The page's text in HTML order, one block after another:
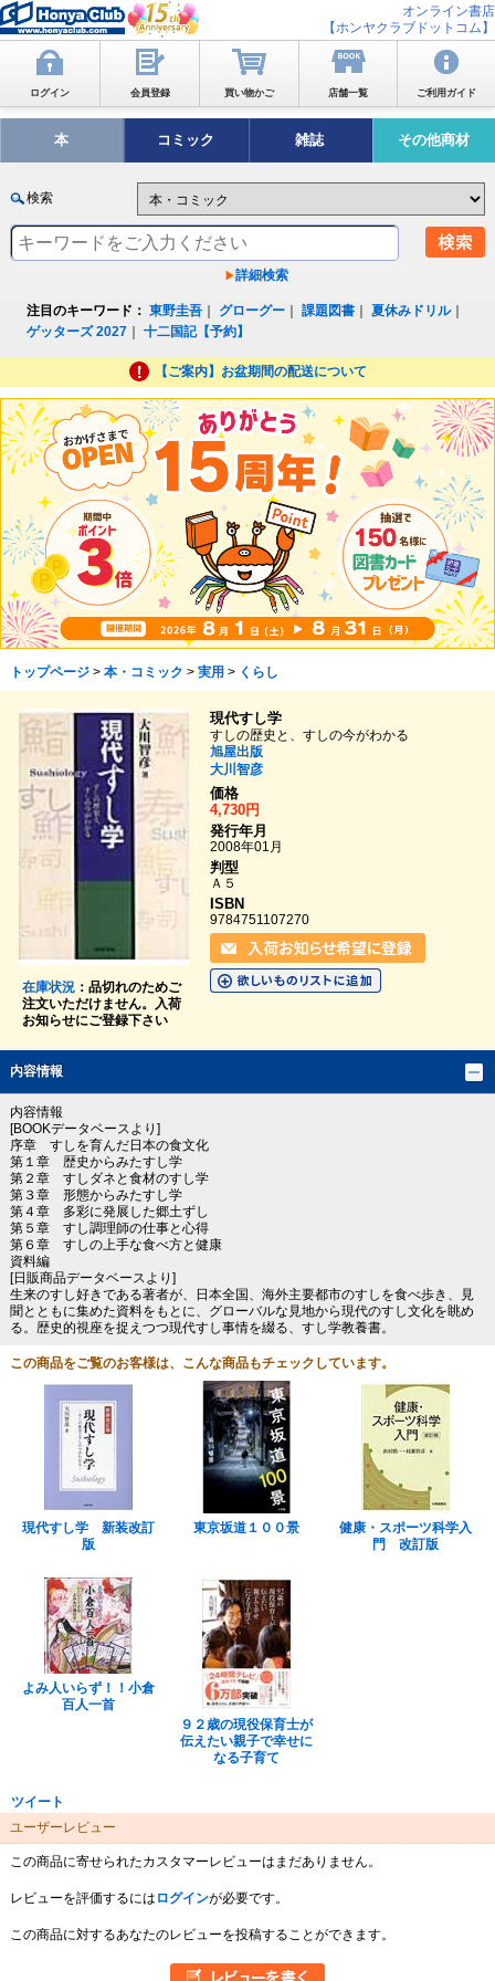
オンライン書店
【ホンヤクラブドットコム】
ログイン 会員登録 買い物かご 店舗一覧 ご利用ガイド
本 コミック 雑誌 その他商材
検索
詳細検索
注目のキーワード： 東野圭吾 グローグー ｜課題図書 ｜夏休みドリル｜
ゲッターズ 2027 ｜十二国記【予約】
【ご案内】お盆期間の配送について
トップページ> 本・コミック > 実用 > くらし
在庫状況：品切れのためご
注文いただけません。入荷
お知らせにご登録下さい
現代すし学
すしの歴史と、すしの今がわかる
旭屋出版
大川智彦
価格
4,730円
発行年月
2008年01月
判型
Ａ５
ISBN
9784751107270
内容情報
内容情報
[BOOKデータベースより]
序章 すしを育んだ日本の食文化
第１章 歴史からみたすし学
第２章 すしダネと食材のすし学
第３章 形態からみたすし学
第４章 多彩に発展した郷土ずし
第５章 すし調理師の仕事と心得
第６章 すしの上手な食べ方と健康
資料編
[日販商品データベースより]
生来のすし好きである著者が、日本全国、海外主要都市のすしを食べ歩き、見
聞とともに集めた資料をもとに、グローバルな見地から現代のすし文化を眺め
る。歴史的視座を捉えつつ現代すし事情を綴る、すし学教養書。
この商品をご覧のお客様は、こんな商品もチェックしています。
現代すし学 新装改訂
版
東京坂道１００景
健康・スポーツ科学入
門 改訂版
よみ人いらず！！小倉
百人一首
９２歳の現役保育士が
伝えたい親子で幸せに
なる子育て
ツイート
ユーザーレビュー
この商品に寄せられたカスタマーレビューはまだありません。
レビューを評価するには ログインが必要です。
この商品に対するあなたのレビューを投稿することができます。